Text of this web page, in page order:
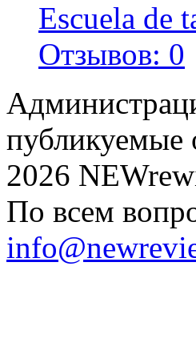
Escuela de
Отзывов: 0
публикуемые
2026
По всем